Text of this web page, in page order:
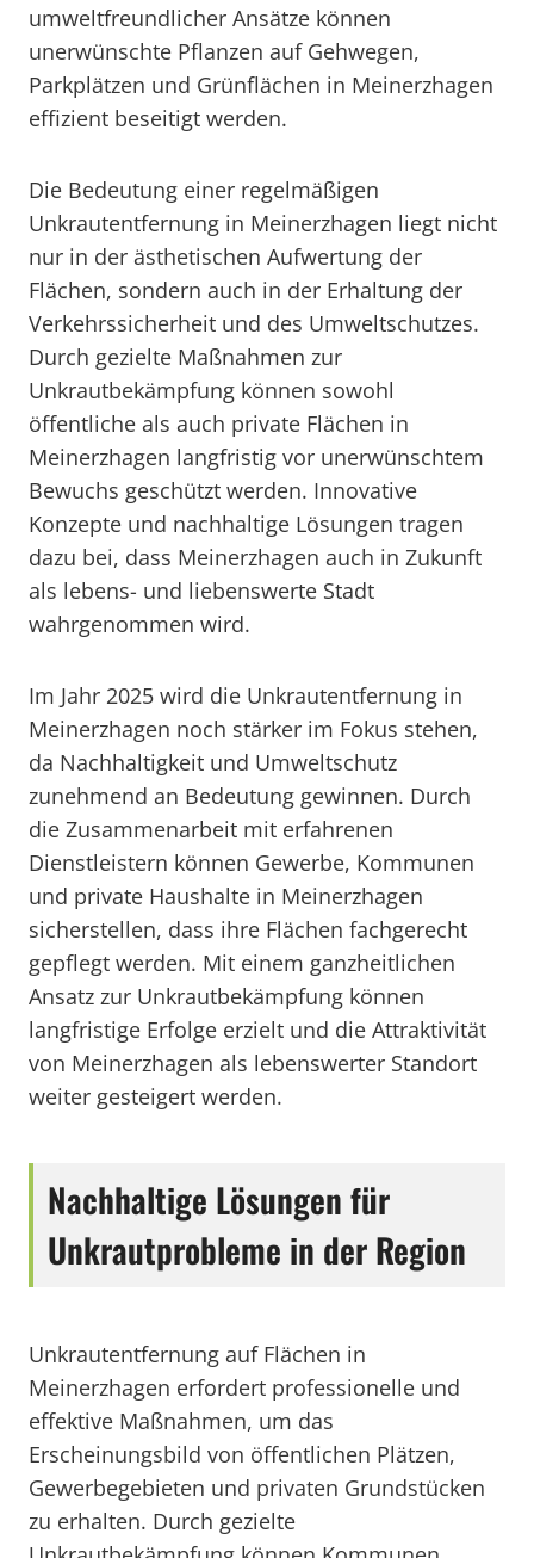
umweltfreundlicher Ansätze können
unerwünschte Pflanzen auf Gehwegen,
Parkplätzen und Grünflächen in Meinerzhagen
effizient beseitigt werden.
Die Bedeutung einer regelmäßigen
Unkrautentfernung in Meinerzhagen liegt nicht
nur in der ästhetischen Aufwertung der
Flächen, sondern auch in der Erhaltung der
Verkehrssicherheit und des Umweltschutzes.
Durch gezielte Maßnahmen zur
Unkrautbekämpfung können sowohl
öffentliche als auch private Flächen in
Meinerzhagen langfristig vor unerwünschtem
Bewuchs geschützt werden. Innovative
Konzepte und nachhaltige Lösungen tragen
dazu bei, dass Meinerzhagen auch in Zukunft
als lebens- und liebenswerte Stadt
wahrgenommen wird.
Im Jahr 2025 wird die Unkrautentfernung in
Meinerzhagen noch stärker im Fokus stehen,
da Nachhaltigkeit und Umweltschutz
zunehmend an Bedeutung gewinnen. Durch
die Zusammenarbeit mit erfahrenen
Dienstleistern können Gewerbe, Kommunen
und private Haushalte in Meinerzhagen
sicherstellen, dass ihre Flächen fachgerecht
gepflegt werden. Mit einem ganzheitlichen
Ansatz zur Unkrautbekämpfung können
langfristige Erfolge erzielt und die Attraktivität
von Meinerzhagen als lebenswerter Standort
weiter gesteigert werden.
Nachhaltige Lösungen für
Unkrautprobleme in der Region
Unkrautentfernung auf Flächen in
Meinerzhagen erfordert professionelle und
effektive Maßnahmen, um das
Erscheinungsbild von öffentlichen Plätzen,
Gewerbegebieten und privaten Grundstücken
zu erhalten. Durch gezielte